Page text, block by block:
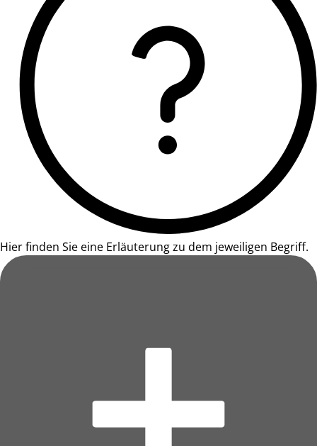
Hier finden Sie eine Erläuterung zu dem jeweiligen Begriff.